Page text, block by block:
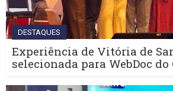
DESTAQUES
Experiência de Vitória de
selecionada para WebDoc do